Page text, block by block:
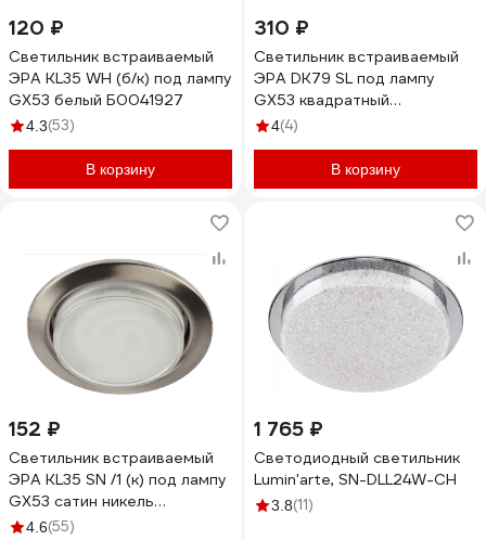
120 ₽
Светильник встраиваемый
ЭРА KL35 WH (б/к) под лампу
GX53 белый Б0041927
4.3(53)
В корзину
310 ₽
Светильник встраиваемый
ЭРА DK79 SL под лампу
GX53 квадратный
зеркальный Б0019578
4(4)
В корзину
152 ₽
Светильник встраиваемый
ЭРА KL35 SN /1 (к) под лампу
GX53 сатин никель
термокольцо в комплекте
4.6(55)
1 765 ₽
Светодиодный светильник
Lumin'arte, SN-DLL24W-CH
3.8(11)